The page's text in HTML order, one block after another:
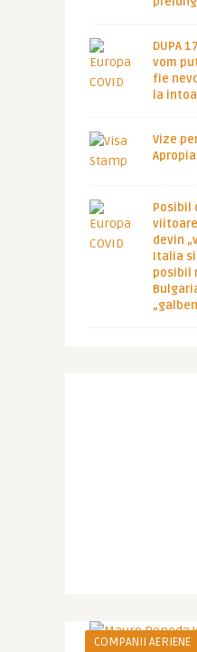
DUPA
vom
fie
la
Vize
Posibil
devin
Italia si
posibil
COMPANII AERIENE